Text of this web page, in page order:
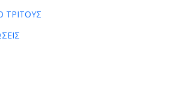
ΤΡΙΤΟΥΣ